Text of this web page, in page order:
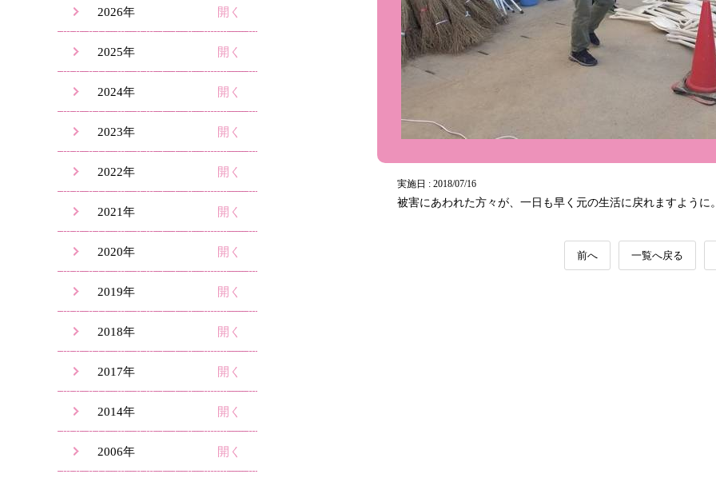
2026年
2025年
2024年
2023年
2022年
2021年
2020年
2019年
2018年
2017年
2014年
2006年
実施日 : 2018/07/16
被害にあわれた方々が、一日も早く元の生活に戻れますように
前へ 一覧へ戻る